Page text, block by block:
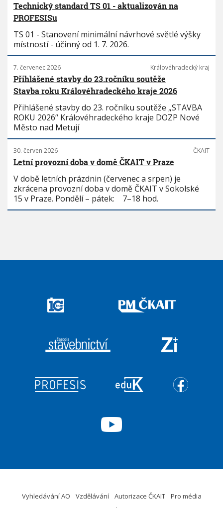
Technický standard TS 01 - aktualizován na
PROFESISu
TS 01 - Stanovení minimální návrhové světlé výšky
místností - účinný od 1. 7. 2026.
7. červenec 2026 Královéhradecký kraj
Přihlášené stavby do 23.ročníku soutěže
Stavba roku Královéhradeckého kraje 2026
Přihlášené stavby do 23. ročníku soutěže „STAVBA
ROKU 2026“ Královéhradeckého kraje DOZP Nové
Město nad Metují
30. červen 2026 ČKAIT
Letní provozní doba v domě ČKAIT v Praze
V době letních prázdnin (červenec a srpen) je
zkrácena provozní doba v domě ČKAIT v Sokolské
15 v Praze. Pondělí – pátek: 7–18 hod.
Vyhledávání AO Vzdělávání Autorizace ČKAIT
Pro média